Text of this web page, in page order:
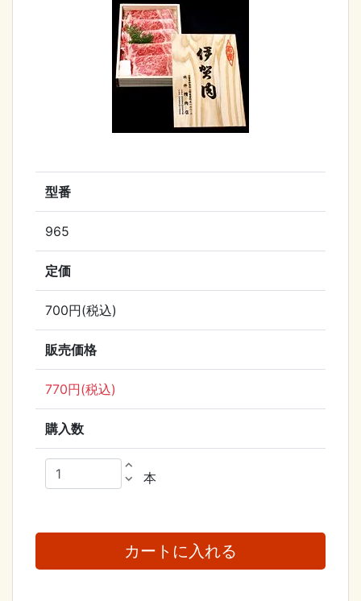
型番
965
定価
700円(税込)
販売価格
770円(税込)
購入数
expand_less
expand_more
本